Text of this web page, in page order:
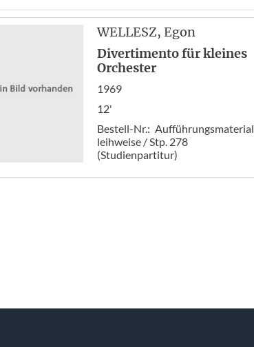
WELLESZ, Egon
Divertimento für kleines
Orchester
1969
12'
Bestell-Nr.: Aufführungsmaterial
leihweise / Stp. 278
(Studienpartitur)